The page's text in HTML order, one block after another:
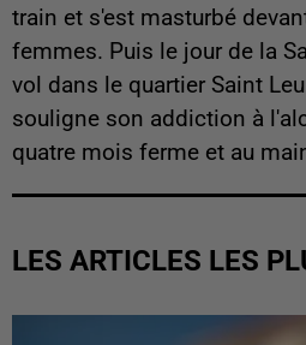
train et s'est masturbé
femmes. Puis le jour de la
vol dans le quartier Saint
souligne son addiction à
quatre mois ferme et au
LES ARTICLES LES